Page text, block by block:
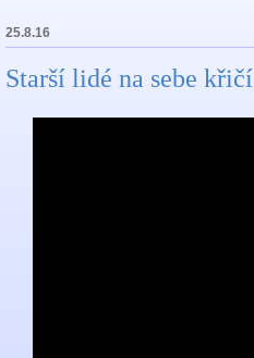
25.8.16
Starší lidé na sebe